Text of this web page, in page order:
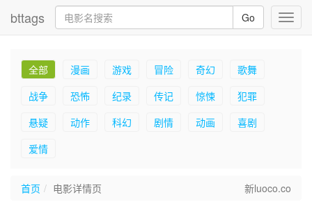
bttags Go
全部 漫画 游戏 冒险 奇幻
歌舞
战争
恐怖 纪录 传记 惊悚
犯罪
悬疑
动作 科幻 剧情 动画
喜剧
爱情
首页 电影详情页 新luoco.co